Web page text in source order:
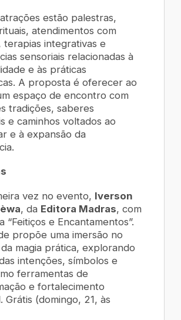
estão palestras,
atendimentos com
terapias integrativas e
sensoriais relacionadas à
e às práticas
A proposta é oferecer ao
espaço de encontro com
tradições, saberes
e caminhos voltados ao
e à expansão da
vez no evento, Iverson
, da Editora Madras, com
“Feitiços e Encantamentos”.
propõe uma imersão no
magia prática, explorando
intenções, símbolos e
ferramentas de
e fortalecimento
Grátis (domingo, 21, às